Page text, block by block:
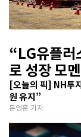
“LG유플러
로 성장 모
[오늘의 픽] NH투
원 유지”
문영훈 기자